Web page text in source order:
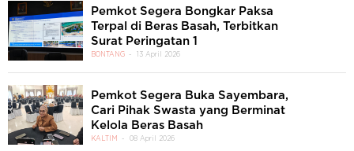
Pemkot Segera Bongkar Paksa
Terpal di Beras Basah, Terbitkan
Surat Peringatan 1
BONTANG 13 April 2026
Pemkot Segera Buka Sayembara,
Cari Pihak Swasta yang Berminat
Kelola Beras Basah
KALTIM 08 April 2026